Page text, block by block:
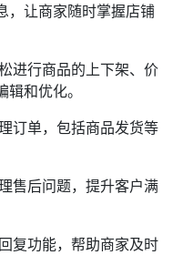
，让商家随时掌握店铺
进行商品的上下架、价
和优化。
订单，包括商品发货等
售后问题，提升客户满
复功能，帮助商家及时